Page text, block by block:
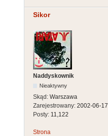
Sikor
Naddyskownik
Nieaktywny
Skąd: Warszawa
Zarejestrowany: 2002-06-17
Posty: 11,122
Strona